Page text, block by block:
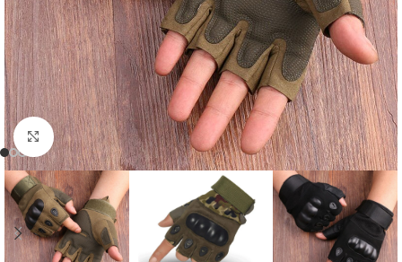
Click to enlarge